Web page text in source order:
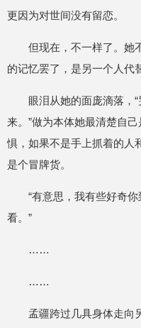
更因为对世间没有留恋。
但现在，不一样了。她
的记忆罢了，是另一个人代
眼泪从她的面庞滴落，
来。”做为本体她最清楚自
惧，如果不是手上抓着的人
是个冒牌货。
“有意思，我有些好奇
看。”
……
……
孟疆跨过几具身体走向